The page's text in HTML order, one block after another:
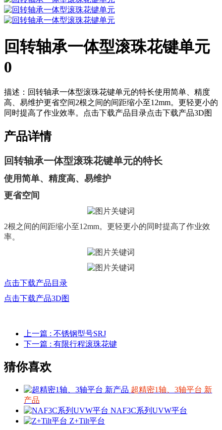
回转轴承一体型滚珠花键单元
0
描述： 回转轴承一体型滚珠花键单元的特长使用简单、精度
高、易维护更省空间2根之间的间距缩小至12mm。更轻更小的
同时提高了作业效率。点击下载产品目录点击下载产品3D图
产品详情
回转轴承一体型滚珠花键单元的特长
使用简单、 精度高、易维护
更省空间
2根之间的间距缩小至12mm。更轻更小的同时提高了作业效
率。
点击下载产品目录
点击下载产品3D图
上一篇 : 不锈钢型号SRJ
下一篇 : 有限行程滚珠花键
猜你喜欢
超精密1轴、3轴平台 新
产品
NAF3C系列UVW平台
Z+Tilt平台